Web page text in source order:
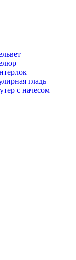
гладь
с начесом